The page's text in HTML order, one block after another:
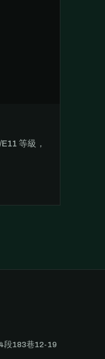
等級，
段183巷12-19